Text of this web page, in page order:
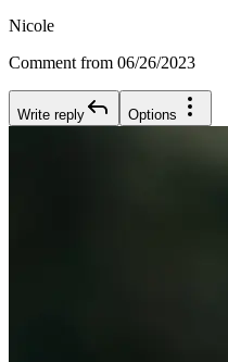
Nicole
Comment from 06/26/2023
Write reply Options